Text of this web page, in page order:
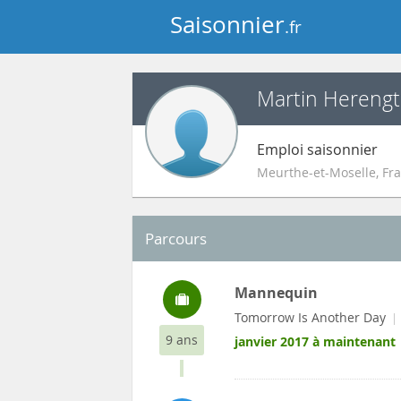
Saisonnier.fr
Martin Herengt
Emploi saisonnier
Meurthe-et-Moselle,
Parcours
9 ans
Mannequin
Tomorrow Is Another Day |
janvier 2017 à maintenant